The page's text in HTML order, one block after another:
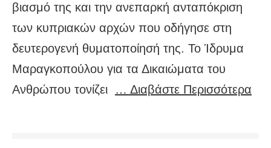
βιασμό της και την ανεπαρκή ανταπόκριση
των κυπριακών αρχών που οδήγησε στη
δευτερογενή θυματοποίησή της. Το Ίδρυμα
Μαραγκοπούλου για τα Δικαιώματα του
Ανθρώπου τονίζει … Διαβάστε Περισσότερα